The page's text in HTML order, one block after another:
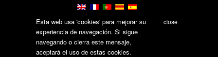
Esta web usa 'cookies' para mejorar su
experiencia de navegación. Si sigue
navegando o cierra este mensaje,
aceptará el uso de estas cookies.
close